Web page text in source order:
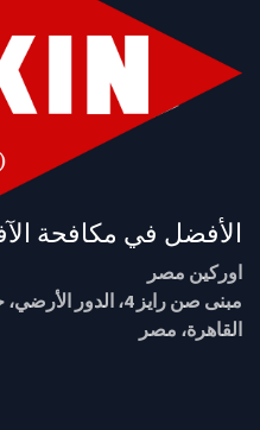
الأفضل في مكافحة
اوركين مصر
مبنى صن رايز 4،
القاهرة، مصر